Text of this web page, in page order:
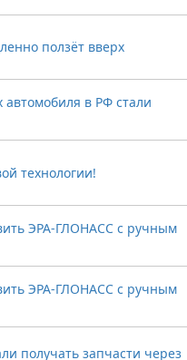
ползёт вверх
в РФ стали
технологии!
ЭРА-ГЛОНАСС с ручным
ЭРА-ГЛОНАСС с ручным
получать запчасти через